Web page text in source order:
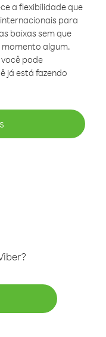
a flexibilidade que
para
baixas sem que
algum.
pode
já está fazendo